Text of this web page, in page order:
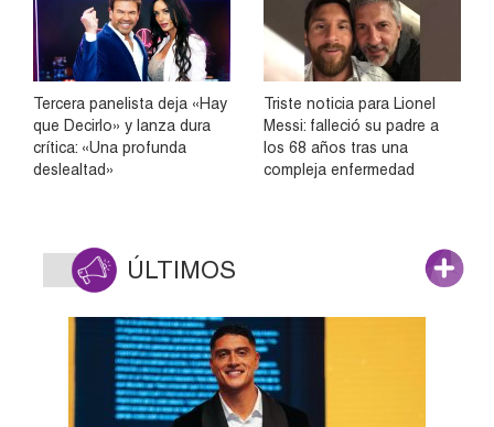
Tercera panelista deja «Hay
que Decirlo» y lanza dura
crítica: «Una profunda
deslealtad»
Triste noticia para Lionel
Messi: falleció su padre a
los 68 años tras una
compleja enfermedad
ÚLTIMOS